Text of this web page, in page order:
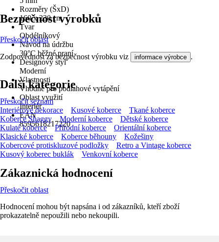
Rozměry (ŠxD)
160 x 230 cm
Tvar
Obdélníkový
Návod na údržbu
30°C běžné praní
Designový styl
Moderní
Vlastnosti
Vhodné pro podlahové vytápění
Oblast využití
Interiér
EAN
8595618217220
Bezpečnost výrobků
Přeskočit oblast
Zodpovědnost za bezpečnost výrobku viz informace výrobce .
Další kategorie
Přeskočit seznam
Interiérové dekorace
Kusové koberce
Tkané koberce
Koberce Shaggy
Moderní koberce
Dětské koberce
Kulaté koberce
Přírodní koberce
Orientální koberce
Klasické koberce
Koberce běhouny
Kožešiny
Kobercové protiskluzové podložky
Retro a Vintage koberce
Kusový koberec buklák
Venkovní koberce
Zákaznická hodnocení
Přeskočit oblast
Hodnocení mohou být napsána i od zákazníků, kteří zboží
prokazatelně nepoužili nebo nekoupili.